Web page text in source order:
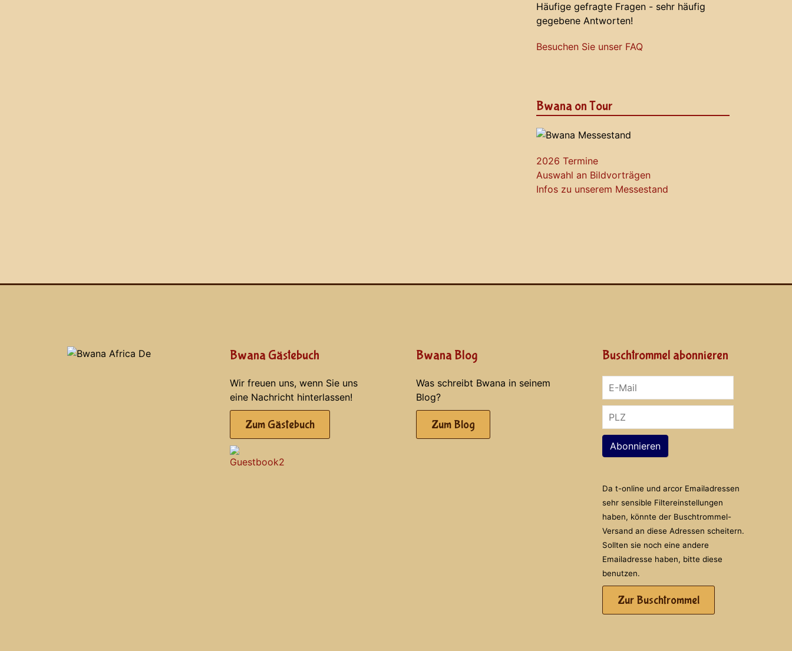
Häufige gefragte Fragen - sehr häufig
gegebene Antworten!
Besuchen Sie unser FAQ
Bwana on Tour
2026 Termine
Auswahl an Bildvorträgen
Infos zu unserem Messestand
Bwana Gästebuch
Wir freuen uns, wenn Sie uns
eine Nachricht hinterlassen!
Zum Gästebuch
Bwana Blog
Was schreibt Bwana in seinem
Blog?
Zum Blog
Buschtrommel abonnieren
Abonnieren
Da t-online und arcor Emailadressen
sehr sensible Filtereinstellungen
haben, könnte der Buschtrommel-
Versand an diese Adressen scheitern.
Sollten sie noch eine andere
Emailadresse haben, bitte diese
benutzen.
Zur Buschtrommel